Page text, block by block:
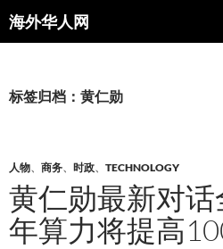
海外华人网
搜
索
文
标签归档：黄仁勋
人物、 商务、 时政、 TECHNOLOGY
黄仁勋最新对
年算力将提高